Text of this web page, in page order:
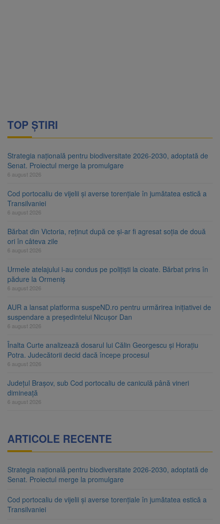
TOP ȘTIRI
Strategia națională pentru biodiversitate 2026-2030, adoptată de
Senat. Proiectul merge la promulgare
6 august 2026
Cod portocaliu de vijelii și averse torențiale în jumătatea estică a
Transilvaniei
6 august 2026
Bărbat din Victoria, reținut după ce și-ar fi agresat soția de două
ori în câteva zile
6 august 2026
Urmele atelajului i-au condus pe polițiști la cioate. Bărbat prins în
pădure la Ormeniș
6 august 2026
AUR a lansat platforma suspeND.ro pentru urmărirea inițiativei de
suspendare a președintelui Nicușor Dan
6 august 2026
Înalta Curte analizează dosarul lui Călin Georgescu și Horațiu
Potra. Judecătorii decid dacă începe procesul
6 august 2026
Județul Brașov, sub Cod portocaliu de caniculă până vineri
dimineață
6 august 2026
ARTICOLE RECENTE
Strategia națională pentru biodiversitate 2026-2030, adoptată de
Senat. Proiectul merge la promulgare
Cod portocaliu de vijelii și averse torențiale în jumătatea estică a
Transilvaniei